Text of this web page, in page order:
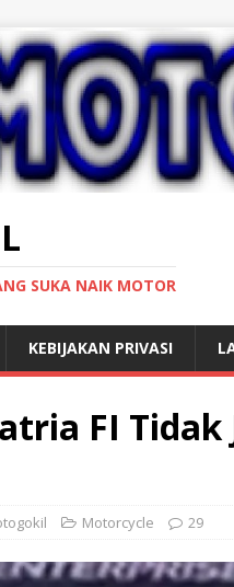
SUKA NAIK MOTOR
KEBIJAKAN PRIVASI
FI Tidak
Motorcycle 29